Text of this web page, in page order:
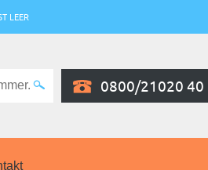
LEER
0800/21020 40